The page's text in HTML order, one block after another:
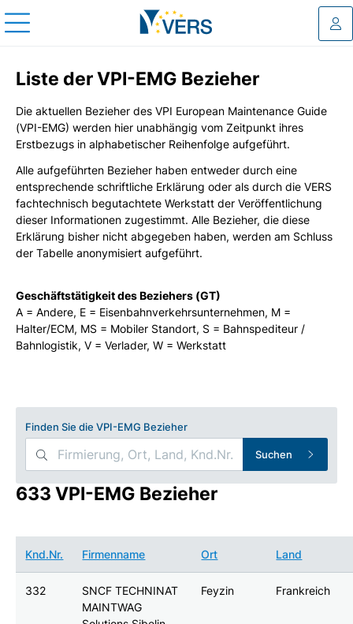
Liste der VPI-EMG Bezieher
Die aktuellen Bezieher des VPI European Maintenance Guide
(VPI-EMG) werden hier unabhängig vom Zeitpunkt ihres
Erstbezugs in alphabetischer Reihenfolge aufgeführt.
Alle aufgeführten Bezieher haben entweder durch eine
entsprechende schriftliche Erklärung oder als durch die VERS
fachtechnisch begutachtete Werkstatt der Veröffentlichung
dieser Informationen zugestimmt. Alle Bezieher, die diese
Erklärung bisher nicht abgegeben haben, werden am Schluss
der Tabelle anonymisiert aufgeführt.
Geschäftstätigkeit des Beziehers (GT)
A = Andere, E = Eisenbahnverkehrsunternehmen, M =
Halter/ECM, MS = Mobiler Standort, S = Bahnspediteur /
Bahnlogistik, V = Verlader, W = Werkstatt
Finden Sie die VPI-EMG Bezieher
Suchen
633 VPI-EMG Bezieher
Knd.Nr. Firmenname Ort Land
332
SNCF TECHNINAT
MAINTWAG
Feyzin Frankreich